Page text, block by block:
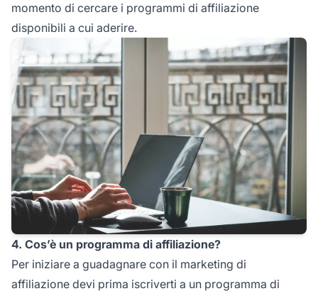
momento di cercare i programmi di affiliazione
disponibili a cui aderire.
4. Cos’è un programma di affiliazione?
Per iniziare a guadagnare con il marketing di
affiliazione devi prima iscriverti a un programma di